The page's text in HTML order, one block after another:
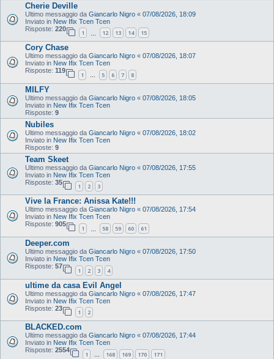
Cherie Deville
Ultimo messaggio da Giancarlo Nigro « 07/08/2026, 18:09
Inviato in New Ifix Tcen Tcen
Risposte: 220
1 12 13 14 15
Cory Chase
Ultimo messaggio da Giancarlo Nigro « 07/08/2026, 18:07
Inviato in New Ifix Tcen Tcen
Risposte: 119
1 … 5 6 7 8
MILFY
Ultimo messaggio da Giancarlo Nigro « 07/08/2026, 18:05
Inviato in New Ifix Tcen Tcen
Risposte: 9
Nubiles
Ultimo messaggio da Giancarlo Nigro « 07/08/2026, 18:02
Inviato in New Ifix Tcen Tcen
Risposte: 9
Team Skeet
Ultimo messaggio da Giancarlo Nigro « 07/08/2026, 17:55
Inviato in New Ifix Tcen Tcen
Risposte: 35
1 2 3
Vive la France: Anissa Kate!!!
Ultimo messaggio da Giancarlo Nigro « 07/08/2026, 17:54
Inviato in New Ifix Tcen Tcen
Risposte: 905
1 58 59 60 61
Deeper.com
Ultimo messaggio da Giancarlo Nigro « 07/08/2026, 17:50
Inviato in New Ifix Tcen Tcen
Risposte: 57
1 2 3 4
ultime da casa Evil Angel
Ultimo messaggio da Giancarlo Nigro « 07/08/2026, 17:47
Inviato in New Ifix Tcen Tcen
Risposte: 23
1 2
BLACKED.com
Ultimo messaggio da Giancarlo Nigro « 07/08/2026, 17:44
Inviato in New Ifix Tcen Tcen
Risposte: 2554
1 … 168 169 170 171